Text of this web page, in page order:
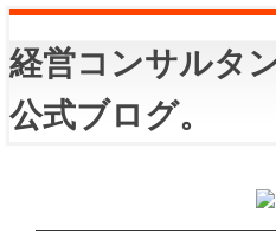
経営コンサルタ
公式ブログ。